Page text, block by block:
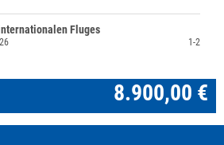
Fluges
1-2
8.900,00 €